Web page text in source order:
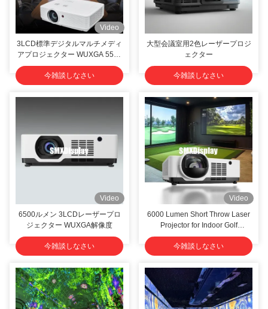
Video
3LCD標準デジタルマルチメディ
アプロジェクター WUXGA 5500
ルメン 明るい鮮やかな画像のた
めに
今雑談しなさい
大型会議室用2色レーザープロジ
ェクター
今雑談しなさい
Video
6500ルメン 3LCDレーザープロ
ジェクター WUXGA解像度
今雑談しなさい
Video
6000 Lumen Short Throw Laser
Projector for Indoor Golf
Simulator Experience
今雑談しなさい